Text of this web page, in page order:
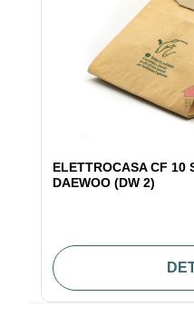
ELETTROCASA CF 10
DAEWOO (DW 2)